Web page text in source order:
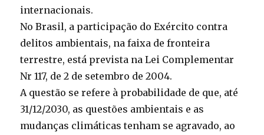
internacionais.
No Brasil, a participação do Exército contra
delitos ambientais, na faixa de fronteira
terrestre, está prevista na Lei Complementar
Nr 117, de 2 de setembro de 2004.
A questão se refere à probabilidade de que, até
31/12/2030, as questões ambientais e as
mudanças climáticas tenham se agravado, ao